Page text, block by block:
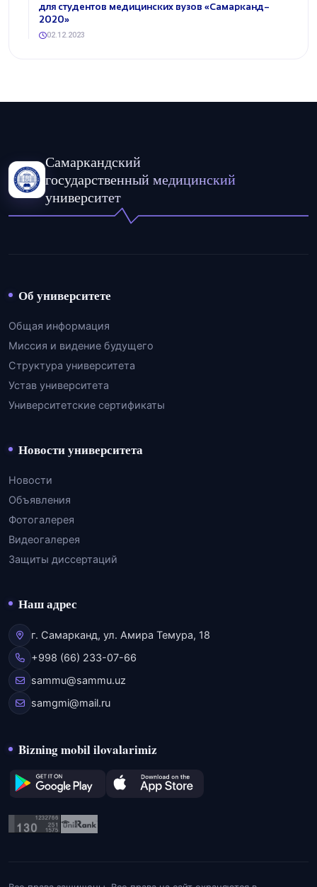
для студентов медицинских вузов «Самарканд–
2020»
02.12.2023
Самаркандский
государственный медицинский
университет
Об университете
Общая информация
Миссия и видение будущего
Структура университета
Устав университета
Университетские сертификаты
Новости университета
Новости
Объявления
Фотогалерея
Видеогалерея
Защиты диссертаций
Наш адрес
г. Самарканд, ул. Амира Темура, 18
+998 (66) 233-07-66
sammu@sammu.uz
samgmi@mail.ru
Bizning mobil ilovalarimiz